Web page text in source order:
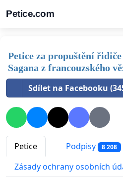
Petice.com
Petice za propuštění
Sagana z francouzského
Sdílet na Facebooku
Petice Podpisy 8 208
Zásady ochrany osobních